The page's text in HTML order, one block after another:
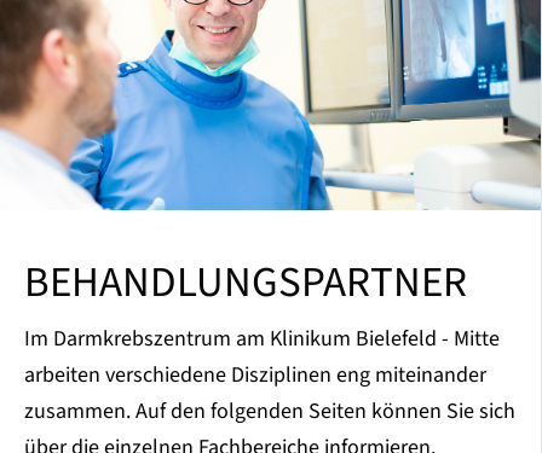
BEHANDLUNGSPARTNER
Im Darmkrebszentrum am Klinikum Bielefeld - Mitte
arbeiten verschiedene Disziplinen eng miteinander
zusammen. Auf den folgenden Seiten können Sie sich